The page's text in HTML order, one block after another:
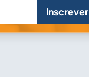
Inscrever